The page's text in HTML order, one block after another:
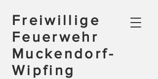
Freiwillige
Feuerwehr
Muckendorf-
Wipfing